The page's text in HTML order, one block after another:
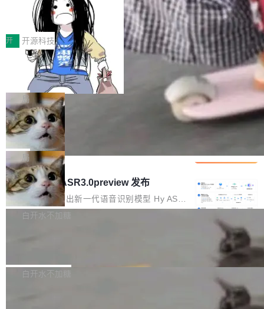
理两个方面，让用户的每一份算力都看得清、管
得住、用得稳、省得下、更安全！ 一、从现在开
始，Token使用一目...
作者）、Quoc Le（Google 大脑核心成员，Se
q2Seq 和 DocAI 的共同发明人）以及 Oriol Vin
yals（Gemini 联合负责人，AlphaSta...
耳科技研发的企业级终端编码智能体——一位全
中文驱动的数字员工，自主理解需求、规划步
骤、编写代码。不挑模型、不挑平台，curl 一行
装完即用。 开源地址：Gitee · GitCode · GitHu
b 安装 支持 Java 8+（8~26）、macOS / Linu
x / Windows / Harmony PC。 # macOS / Linu
x / Harmony PC curl -fsSL https://solon.noea
r.org/solon...
让“代码语义理解”深度释放AI Coding
价值潜能：华为云码道（CodeArts）
代码仓技术解析
一、代码仓深度理解技术的作用与价值 在软件工
程实践中，代码仓是企业核心知识资产的主要载
体。企业级代码仓库通常包含数十万乃至数百万
个文件，其规模远超单次模型调用可承载的上下
文窗口。随着项目规模的持续扩张与代码历史的
不断累积，代码仓中的模块关系、接口契约、业
务逻辑等关键信息往往分散于数十乃至数百个文
件之中，形成高度复杂的知识关联网络。传统的
代码检索手段（如关键词匹配、目录遍历）仅能
在语法层面完成文本定位，难以触及代码的语义
内涵与结构关联，导致开发者使用代码智能体在
理解大规模代码仓时面临显著"代码仓理解"瓶
颈。 代码仓深度理解服务（以下简称" CodeBas
e深度理解服务"）是华为云码道（CodeA...
开 开源科技
一条“删库”命令跑 17 小时，算法工程
师删光 89TB 数据只为干私活
最高人民检察院8月4日公布了一起案件：北京一
名90后算法工程师王某，为了给自己接的私活腾
服务器空间，删光了公司AI游戏部门的全部核心
数据。 王某2024年1月入职东城区某科技公司AI
短剧部门，有互联网大厂背景。在公司内部架构
调整期间，部门三次通知全员将数据从A集群迁
移到B集群，王某都回复了"收到"。 他没有迁移
数据。2024年9月3日下午4点，他使用此前登录
的账号密码进入A集群，输入了一条被程序员圈
称为"删库跑路"的命令——最高管理员权限、无
自研的多个文生3D和...
局
Cloudflare 分享推理优化实践：KV ca
che 量化 + 权重压缩，吞吐量提升 4
1%，成本降 30%
Kimi 和 GLM 是当前最强的大模型系列之一，但
它们有一个共同的问题：太吃显存了。月之暗面
的 Kimi K 系列和智谱的 GLM 都是长上下文、M
oE 架构的大模型，好用到让人上瘾，但 GPU 显
存永远不够用。 Cloudflare 的 Workers AI 团队
一直在跑这些模型的推理。他们在官方博客上发
整性保护。效果是：吞吐量提升 41%，每 token
局
腾讯混元 Hy ASR3.0preview 发布
腾讯混元正式推出新一代语音识别模型 Hy ASR
3.0preview。基于最新一代大语言模型 Hy3 的
让语音识别不再只是听清，而是真正听懂。通过
白开水不加糖
新和少量网页兼容性修复版本。 Changes/fixe
白开水不加糖